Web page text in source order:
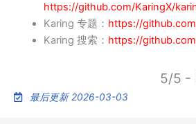
https://github.com/KaringX/
Karing 专题： https://
Karing 搜索： https://
5/5 -
最后更新 2026-03-03